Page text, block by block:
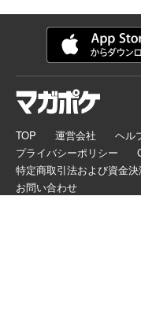
TOP 運営会社 ヘル
プライバシーポリシー
特定商取引法および資金
お問い合わせ